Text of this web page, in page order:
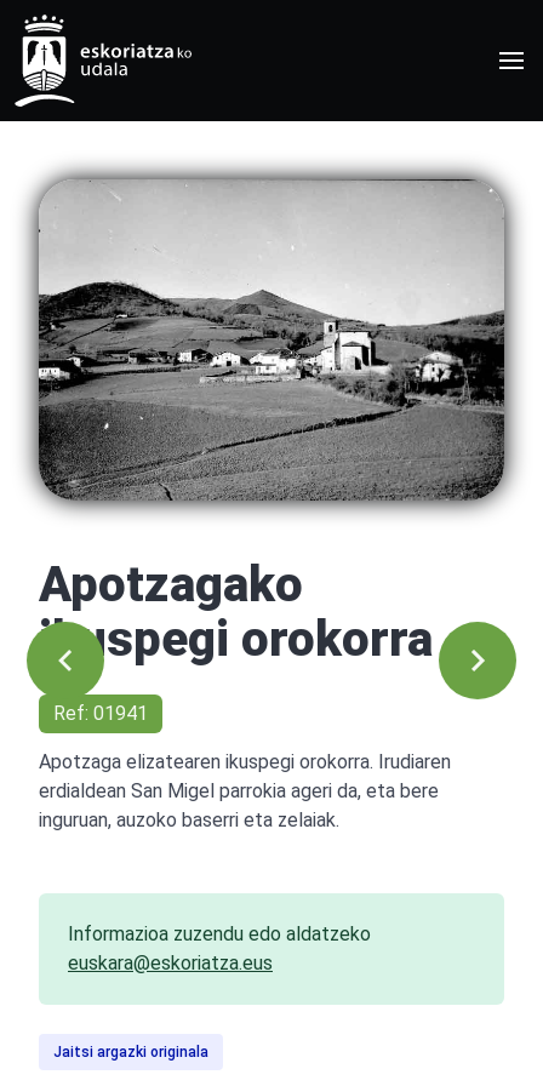
Apotzagako
ikuspegi orokorra
Ref: 01941
Apotzaga elizatearen ikuspegi orokorra. Irudiaren
erdialdean San Migel parrokia ageri da, eta bere
inguruan, auzoko baserri eta zelaiak.
Informazioa zuzendu edo aldatzeko
euskara@eskoriatza.eus
Jaitsi argazki originala